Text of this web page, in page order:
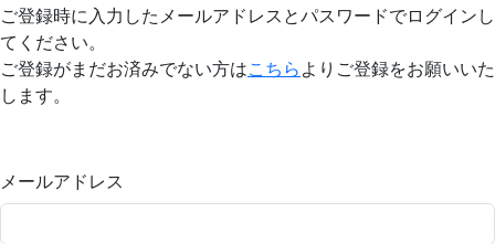
ご登録時に入力したメールアドレスとパスワードでログインし
てください。
ご登録がまだお済みでない方はこちらよりご登録をお願いいた
します。
メールアドレス